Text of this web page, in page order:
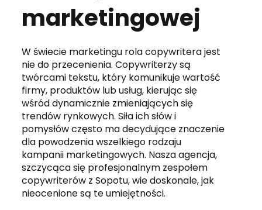
marketingowej
W świecie marketingu rola copywritera jest
nie do przecenienia. Copywriterzy są
twórcami tekstu, który komunikuje wartość
firmy, produktów lub usług, kierując się
wśród dynamicznie zmieniających się
trendów rynkowych. Siła ich słów i
pomysłów często ma decydujące znaczenie
dla powodzenia wszelkiego rodzaju
kampanii marketingowych. Nasza agencja,
szczycąca się profesjonalnym zespołem
copywriterów z Sopotu, wie doskonale, jak
nieocenione są te umiejętności.